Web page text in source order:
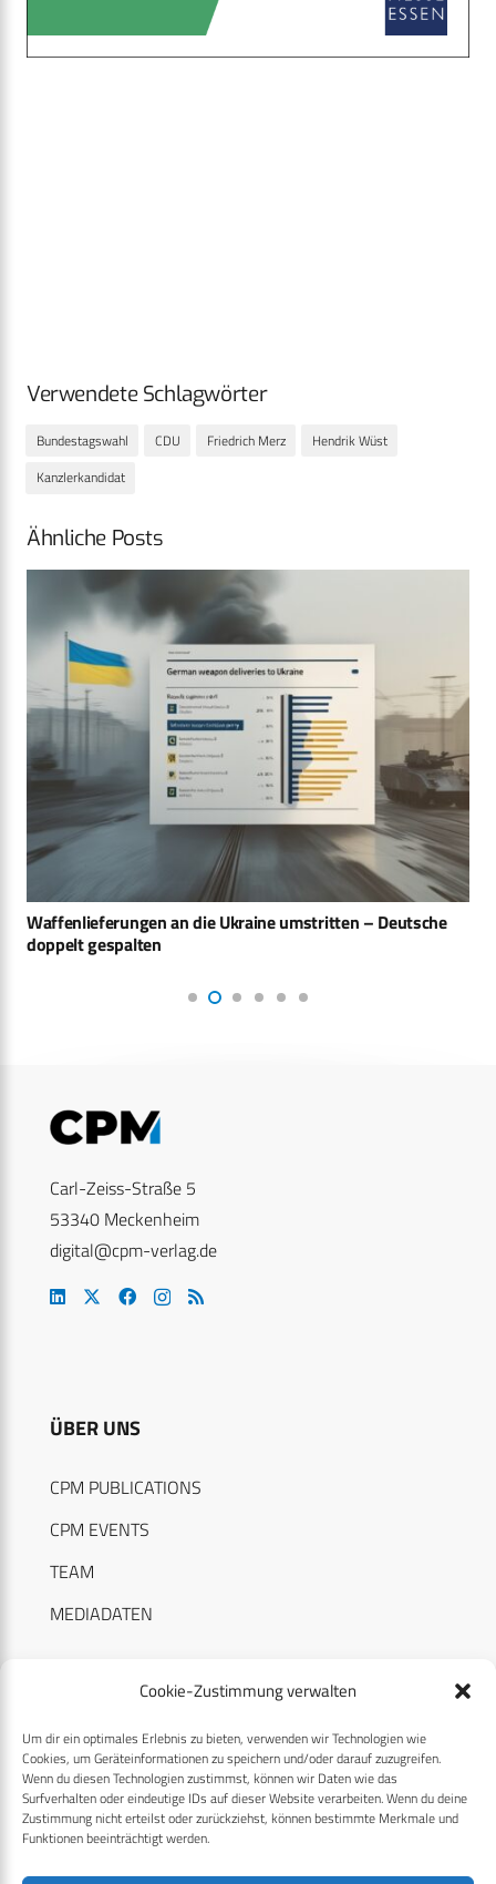
Cookie-Zustimmung verwalten
Um dir ein optimales Erlebnis zu bieten, verwenden wir Technologien wie
Cookies, um Geräteinformationen zu speichern und/oder darauf zuzugreifen.
Wenn du diesen Technologien zustimmst, können wir Daten wie das
Surfverhalten oder eindeutige IDs auf dieser Website verarbeiten. Wenn du deine
Zustimmung nicht erteilst oder zurückziehst, können bestimmte Merkmale und
Funktionen beeinträchtigt werden.
Verwendete Schlagwörter
Bundestagswahl CDU Friedrich Merz
Hendrik Wüst
Kanzlerkandidat
Ähnliche Posts
Waffenlieferungen an die Ukraine umstritten – Deutsche
doppelt gespalten
Carl-Zeiss-Straße 5
53340 Meckenheim
digital@cpm-verlag.de
ÜBER UNS
CPM PUBLICATIONS
CPM EVENTS
TEAM
MEDIADATEN
RECHTLICHES
Datenschutzerklärung
Cookie-Richtlinie (EU)